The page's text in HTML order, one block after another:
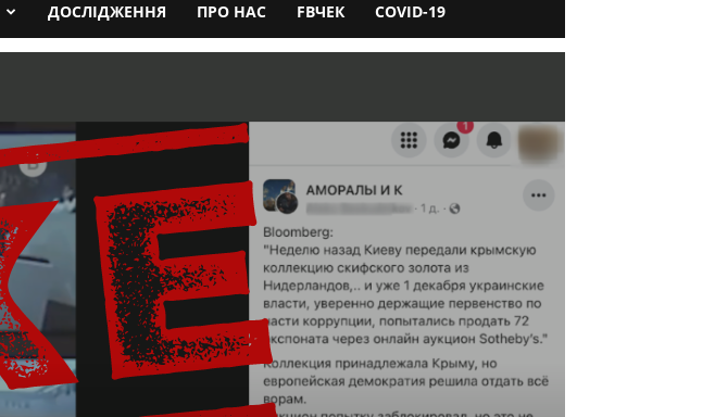
ДОСЛІДЖЕННЯ ПРО НАС FBЧЕК COVID-19